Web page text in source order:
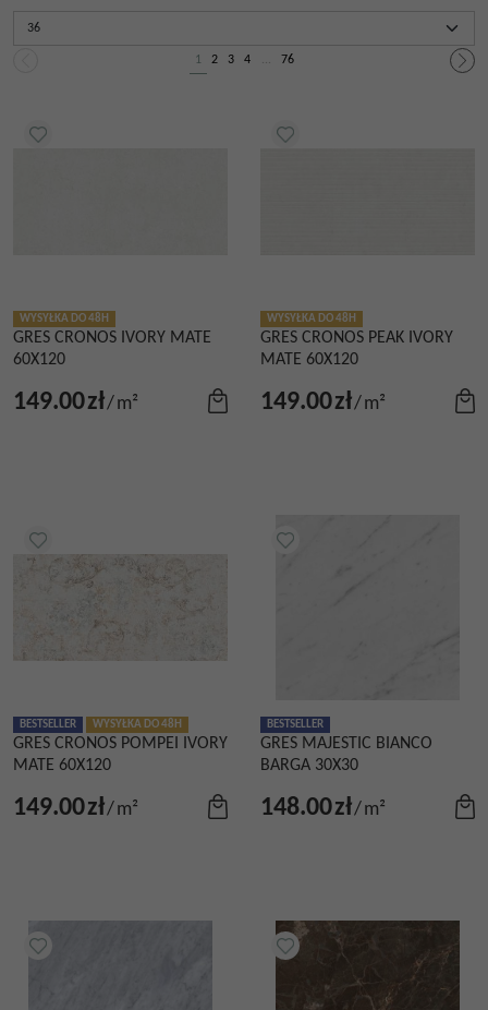
1 2 3 4 ... 76
WYSYŁKA DO 48H
GRES CRONOS IVORY MATE
60X120
149.00zł/m²
WYSYŁKA DO 48H
GRES CRONOS PEAK IVORY
MATE 60X120
149.00zł/m²
BESTSELLER WYSYŁKA DO 48H
GRES CRONOS POMPEI IVORY
MATE 60X120
149.00zł/m²
BESTSELLER
GRES MAJESTIC BIANCO
BARGA 30X30
148.00zł/m²